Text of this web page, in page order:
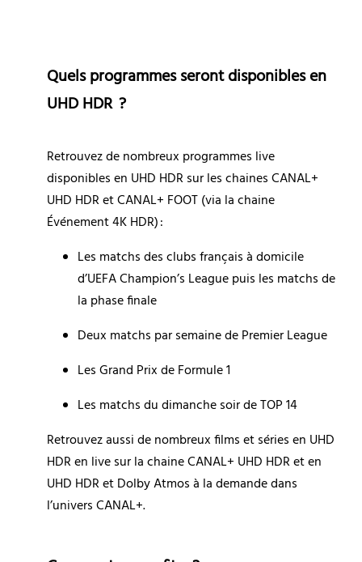
Quels programmes seront disponibles en
UHD HDR  ?
Retrouvez de nombreux programmes live
disponibles en UHD HDR sur les chaines CANAL+
UHD HDR et CANAL+ FOOT (via la chaine
Événement 4K HDR) :
Les matchs des clubs français à domicile
d’UEFA Champion’s League puis les matchs de
la phase finale
Deux matchs par semaine de Premier League
Les Grand Prix de Formule 1
Les matchs du dimanche soir de TOP 14
Retrouvez aussi de nombreux films et séries en UHD
HDR en live sur la chaine CANAL+ UHD HDR et en
UHD HDR et Dolby Atmos à la demande dans
l’univers CANAL+.